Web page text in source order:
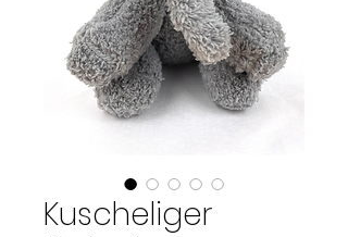
Kuscheliger